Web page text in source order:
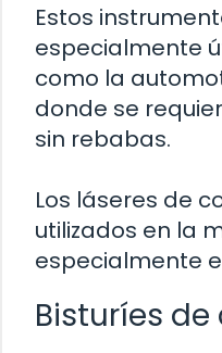
Estos
especialmente
como la
donde se
sin rebabas.
Los láseres de
utilizados en la
especialmente
Bisturíes